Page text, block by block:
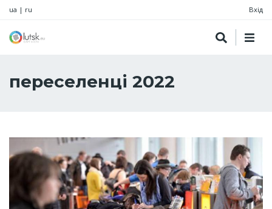
ua | ru Вхід
переселенці 2022